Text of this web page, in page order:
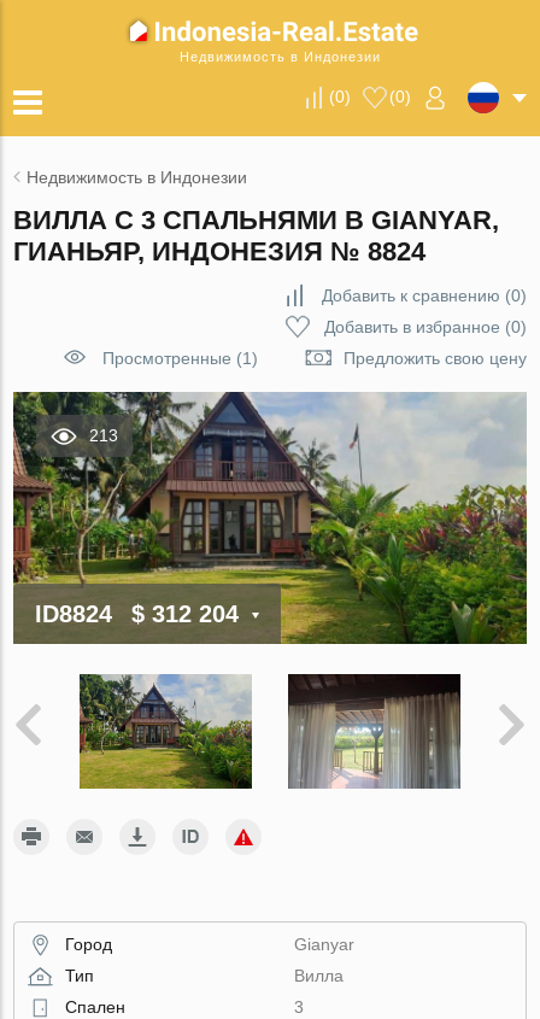
Недвижимость в Индонезии
(0) (0)
Недвижимость в Индонезии
ВИЛЛА С 3 СПАЛЬНЯМИ В GIANYAR,
ГИАНЬЯР, ИНДОНЕЗИЯ № 8824
Добавить к сравнению (0)
Добавить в избранное (0)
Просмотренные (1)
Предложить свою цену
213
ID8824 $ 312 204
Город
Gianyar
Тип
Вилла
Спален
3